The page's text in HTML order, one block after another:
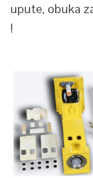
upute, obuka
!